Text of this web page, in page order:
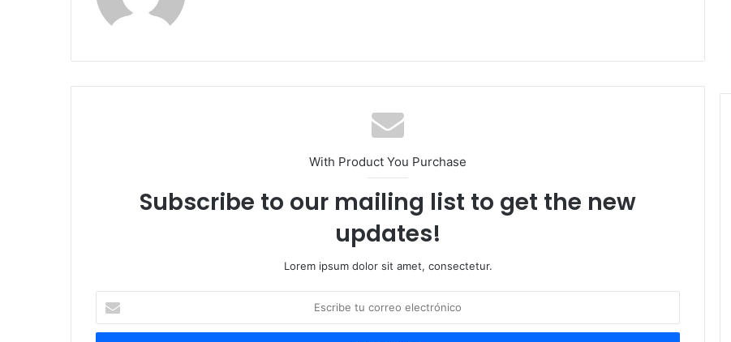
With Product You Purchase
Subscribe to our mailing list to get the new
updates!
Lorem ipsum dolor sit amet, consectetur.
correo